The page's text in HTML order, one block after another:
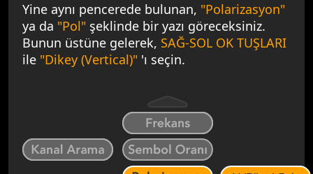
Yine aynı pencerede bulunan, "Polarizasyon"
ya da "Pol" şeklinde bir yazı göreceksiniz.
Bunun üstüne gelerek, SAĞ-SOL OK TUŞLARI
ile "Dikey (Vertical)" 'ı seçin.